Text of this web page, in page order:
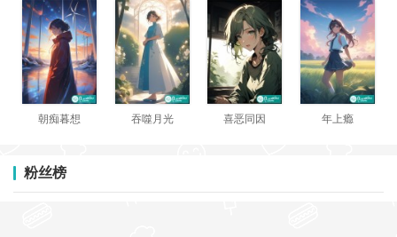
朝痴暮想 吞噬月光 喜恶同因 年上瘾
粉丝榜